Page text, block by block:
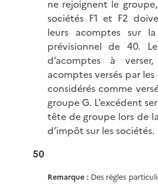
ne rejoignent le
sociétés F1 et F2
leurs acomptes sur
prévisionnel de 40.
d’acomptes à
acomptes versés par
considérés comme
groupe G. L’excédent
tête de groupe lors de
d’impôt sur les sociétés.
50
Remarque : Des règles